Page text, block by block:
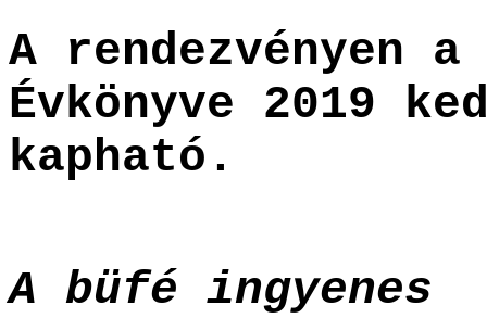
A rendezvényen
Évkönyve 2019
kapható.
A büfé ingyenes